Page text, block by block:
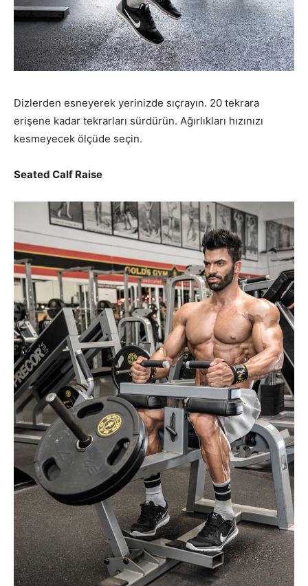
Dizlerden esneyerek yerinizde sıçrayın. 20 tekrara
erişene kadar tekrarları sürdürün. Ağırlıkları hızınızı
kesmeyecek ölçüde seçin.
Seated Calf Raise